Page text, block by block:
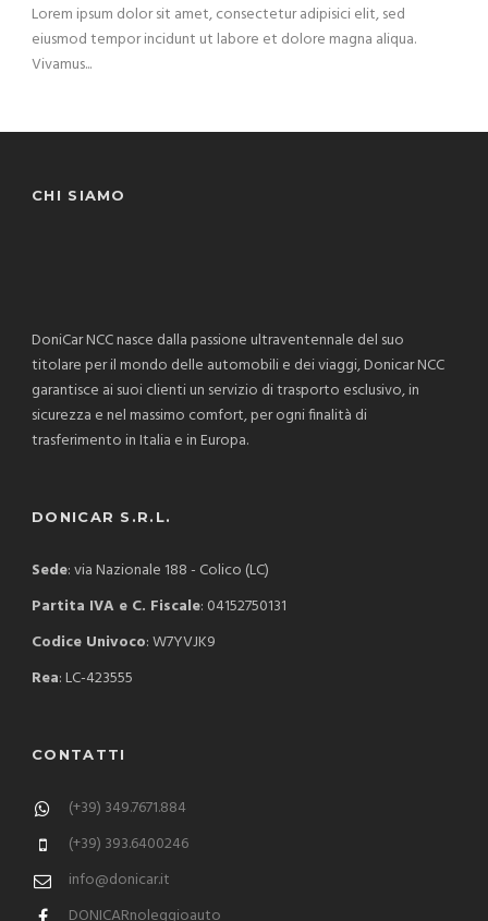
Lorem ipsum dolor sit amet, consectetur adipisici elit, sed
eiusmod tempor incidunt ut labore et dolore magna aliqua.
Vivamus...
CHI SIAMO
DoniCar NCC nasce dalla passione ultraventennale del suo
titolare per il mondo delle automobili e dei viaggi, Donicar NCC
garantisce ai suoi clienti un servizio di trasporto esclusivo, in
sicurezza e nel massimo comfort, per ogni finalità di
trasferimento in Italia e in Europa.
DONICAR S.R.L.
Sede: via Nazionale 188 - Colico (LC)
Partita IVA e C. Fiscale: 04152750131
Codice Univoco: W7YVJK9
Rea: LC-423555
CONTATTI
(+39) 349.7671.884
(+39) 393.6400246
info@donicar.it